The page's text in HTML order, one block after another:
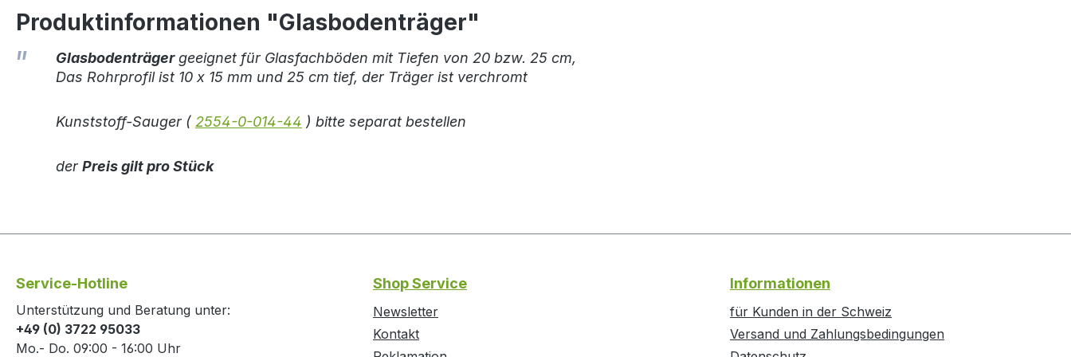
Produktinformationen "Glasbodenträger"
Glasbodenträgergeeignet für Glasfachböden mit Tiefen von 20 bzw. 25 cm,
Das Rohrprofil ist 10 x 15 mm und 25 cm tief, der Träger ist verchromt
Kunststoff-Sauger ( 2554-0-014-44 ) bitte separat bestellen
derPreis gilt pro Stück
Service-Hotline
Unterstützung und Beratung unter:
+49 (0) 3722 95033
Mo.- Do. 09:00 - 16:00 Uhr
Shop Service
Newsletter
Kontakt
Informationen
für Kunden in der Schweiz
Versand und Zahlungsbedingungen